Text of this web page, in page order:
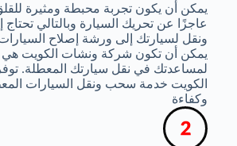
يمكن أن يكون تجربة محبطة ومثيرة
عاجزًا عن تحريك السيارة وبالتالي
ونقل لسيارتك إلى ورشة إصلاح
يمكن أن تكون شركة ونشات الكويت هي
لمساعدتك في نقل سيارتك المعطلة.
الكويت خدمة سحب ونقل السيارات
وكفاءة